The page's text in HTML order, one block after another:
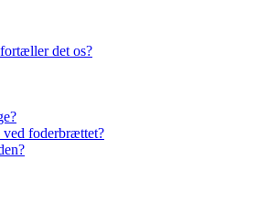
det os?
foderbrættet?